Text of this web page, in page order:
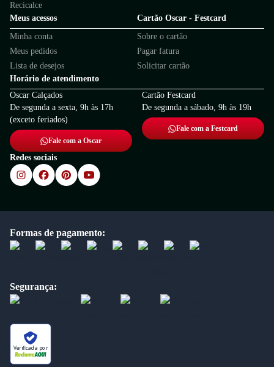
Recicalce
Meus acessos
Minha conta
Meus pedidos
Lista de desejos
Cartão Oscar - Festcard
Sobre o cartão
Pagar fatura
Solicitar cartão
Horário de atendimento
Oscar Calçados
De segunda a sexta, 9h às 17h
(exceto feriados)
Fale com a Oscar
Cartão Festcard
De segunda a sábado, 9h às 19h
Fale com a Festcard
Redes sociais
Formas de pagamento:
Segurança:
Verificada por